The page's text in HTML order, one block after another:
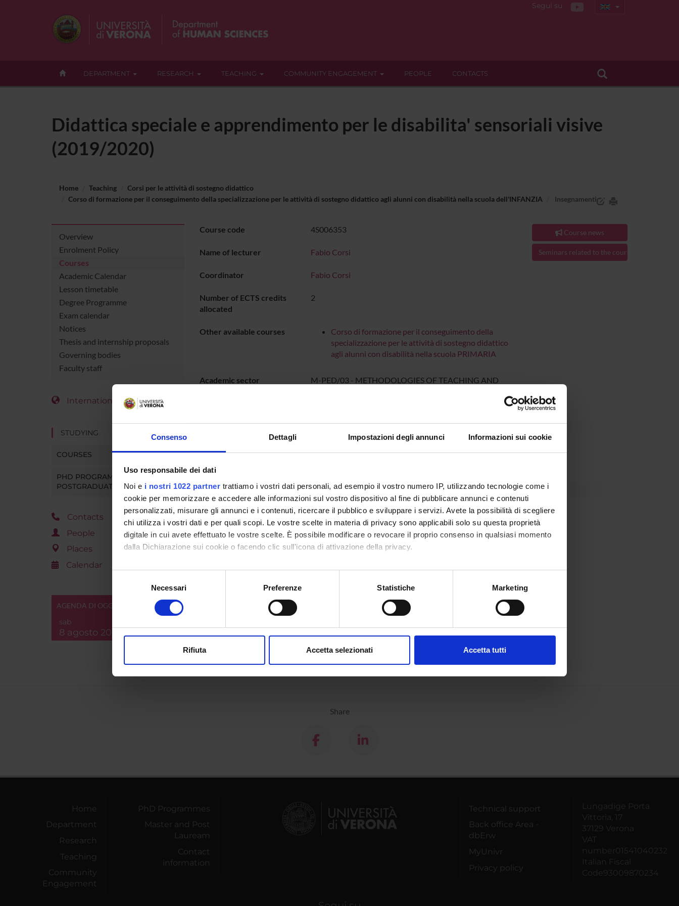
Consenso Dettagli Impostazioni degli annunci Informazioni sui cookie
Uso responsabile dei dati
Noi e i nostri 1022 partner trattiamo i vostri dati personali, ad esempio il vostro numero IP, utilizzando tecnologie come i
cookie per memorizzare e accedere alle informazioni sul vostro dispositivo al fine di pubblicare annunci e contenuti
personalizzati, misurare gli annunci e i contenuti, ricercare il pubblico e sviluppare i servizi. Avete la possibilità di scegliere
chi utilizza i vostri dati e per quali scopi. Le vostre scelte in materia di privacy sono applicabili solo su questa proprietà
digitale in cui avete effettuato le vostre scelte. È possibile modificare o revocare il proprio consenso in qualsiasi momento
dalla Dichiarazione sui cookie o facendo clic sull'icona di attivazione della privacy.
Con il tuo consenso, vorremmo anche:
raccogliere informazioni sulla tua posizione geografica, con un'approssimazione di qualche metro,
digitali).
modificare o ritirare il tuo consenso in qualsiasi momento dalla Dichiarazione sui cookie.
Necessari Preferenze Statistiche Marketing
Rifiuta Accetta selezionati Accetta tutti
Segui su
DEPARTMENT RESEARCH TEACHING COMMUNITY ENGAGEMENT PEOPLE CONTACTS
Didattica speciale e apprendimento per le disabilita' sensoriali visive
(2019/2020)
Home Teaching
Corsi per le attività di sostegno didattico
Corso di formazione per il conseguimento della specializzazione per le attività di sostegno didattico agli alunni con disabilità nella scuola dell'INFANZIA
Insegnamenti
Overview
Enrolment Policy
Courses
Academic Calendar
Lesson timetable
Degree Programme
Exam calendar
Notices
Thesis and internship proposals
Governing bodies
Faculty staff
International Students
STUDYING
COURSES
PHD PROGRAMMES AND
POSTGRADUATE TRAINING
Contacts
People
Places
Calendar
AGENDA DI OGGI
sab
8 agosto 2026
Course code 4S006353
Name of lecturer Fabio Corsi
Coordinator Fabio Corsi
Number of ECTS credits
allocated
2
Other available courses
Corso di formazione per il conseguimento della
specializzazione per le attività di sostegno didattico
agli alunni con disabilità nella scuola PRIMARIA
Academic sector
M-PED/03 - METHODOLOGIES OF TEACHING AND
Course news
Seminars related to the course
LESSON TIMETABLE
Go to lesson schedule
Share
Home
Department
Research
Teaching
Community
Engagement
PhD Programmes
Master and Post
Lauream
Contact
information
Technical support
Back office Area -
dbErw
MyUnivr
Privacy policy
Lungadige Porta
Vittoria, 17
37129 Verona
VAT
number01541040232
Italian Fiscal
Code93009870234